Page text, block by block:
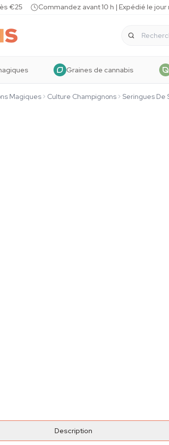
€25 Commandez avant 10 h | Expédié le
Graines de cannabis
Magiques Culture Champignons Seringues De
Description